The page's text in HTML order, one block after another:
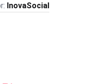
InovaSocial